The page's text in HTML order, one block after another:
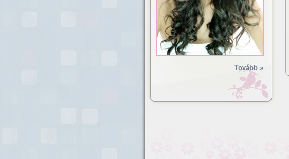
Tovább »